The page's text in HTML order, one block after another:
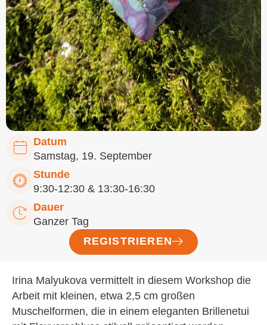
Datum
Samstag, 19. September
Stunde
9:30-12:30 & 13:30-16:30
Dauer
Ganzer Tag
REGISTRIEREN
Irina Malyukova vermittelt in diesem Workshop die
Arbeit mit kleinen, etwa 2,5 cm großen
Muschelformen, die in einem eleganten Brillenetui